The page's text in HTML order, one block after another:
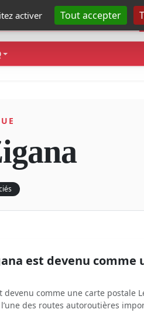
activer Tout accepter
est devenu comme
devenu comme une carte postale
des routes autoroutières